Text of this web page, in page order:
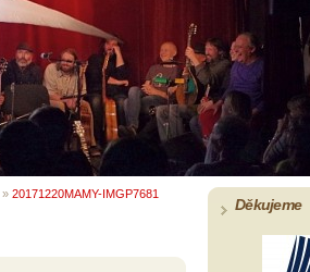
» 20171220MAMY-IMGP7681
Děkujeme